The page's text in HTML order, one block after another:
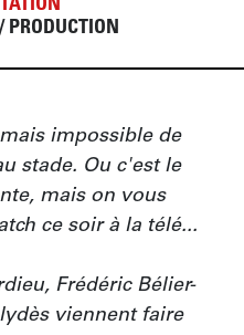
PRODUCTION
impossible de
stade. Ou c'est le
mais on vous
ce soir à la télé...
Frédéric Bélier-
viennent faire